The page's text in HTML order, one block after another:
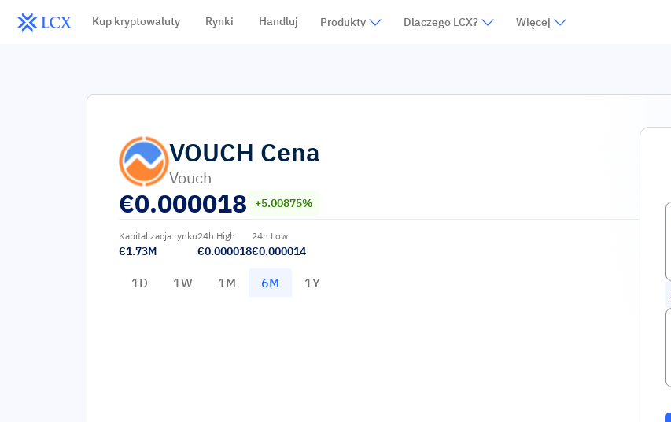
Kup kryptowaluty Rynki Handluj Produkty Dlaczego LCX? Więcej
VOUCH Cena
Vouch
€0.000018 +5.00875%
Kapitalizacja rynku
€1.73M
24h High
€0.000018
24h Low
€0.000014
1D 1W 1M 6M 1Y